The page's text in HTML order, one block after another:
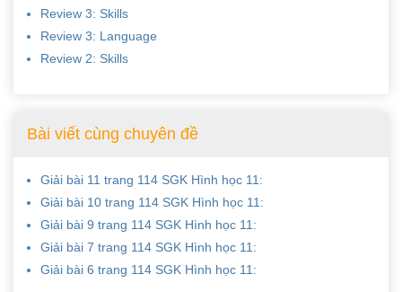
Review 3: Skills
Review 3: Language
Review 2: Skills
Bài viết cùng chuyên đề
Giải bài 11 trang 114 SGK Hình học 11:
Giải bài 10 trang 114 SGK Hình học 11:
Giải bài 9 trang 114 SGK Hình học 11:
Giải bài 7 trang 114 SGK Hình học 11:
Giải bài 6 trang 114 SGK Hình học 11: